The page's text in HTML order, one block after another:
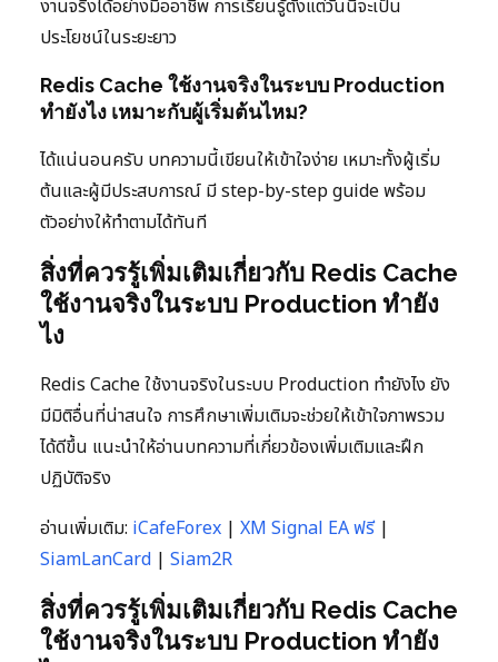
งานจริงได้อย่างมืออาชีพ การเรียนรู้ตั้งแต่วันนี้จะเป็น
ประโยชน์ในระยะยาว
Redis Cache ใช้งานจริงในระบบ Production
ทำยังไง เหมาะกับผู้เริ่มต้นไหม?
ได้แน่นอนครับ บทความนี้เขียนให้เข้าใจง่าย เหมาะทั้งผู้เริ่ม
ต้นและผู้มีประสบการณ์ มี step-by-step guide พร้อม
ตัวอย่างให้ทำตามได้ทันที
สิ่งที่ควรรู้เพิ่มเติมเกี่ยวกับ Redis Cache
ใช้งานจริงในระบบ Production ทำยัง
ไง
Redis Cache ใช้งานจริงในระบบ Production ทำยังไง ยัง
มีมิติอื่นที่น่าสนใจ การศึกษาเพิ่มเติมจะช่วยให้เข้าใจภาพรวม
ได้ดีขึ้น แนะนำให้อ่านบทความที่เกี่ยวข้องเพิ่มเติมและฝึก
ปฏิบัติจริง
อ่านเพิ่มเติม: iCafeForex | XM Signal EA ฟรี|
SiamLanCard | Siam2R
สิ่งที่ควรรู้เพิ่มเติมเกี่ยวกับ Redis Cache
ใช้งานจริงในระบบ Production ทำยัง